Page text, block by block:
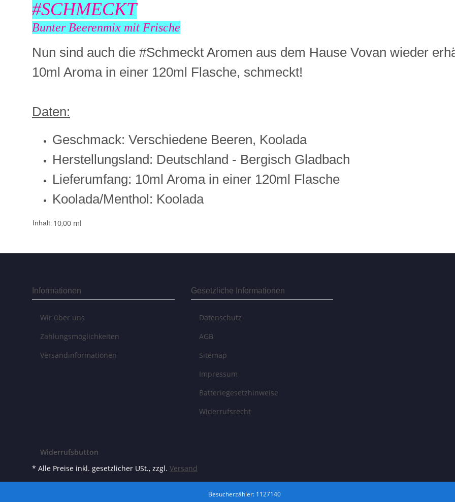
#SCHMECKT
Bunter Beerenmix mit Frische
Nun sind auch die #Schmeckt Aromen aus dem Hause Vovan wieder
10ml Aroma in einer 120ml Flasche, schmeckt!
Daten:
Geschmack: Verschiedene Beeren, Koolada
Herstellungsland: Deutschland - Bergisch Gladbach
Lieferumfang: 10ml Aroma in einer 120ml Flasche
Koolada/Menthol: Koolada
Inhalt: 10,00 ml
Informationen
Wir über uns
Zahlungsmöglichkeiten
Versandinformationen
Gesetzliche Informationen
Datenschutz
AGB
Sitemap
Impressum
Batteriegesetzhinweise
Widerrufsrecht
Widerrufsbutton
* Alle Preise inkl. gesetzlicher USt., zzgl. Versand
Besucherzähler: 1127140